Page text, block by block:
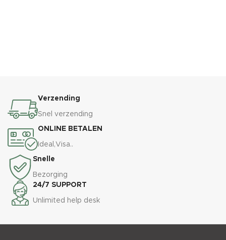
Verzending
Snel verzending
ONLINE BETALEN
Ideal,Visa..
Snelle
Bezorging
24/7 SUPPORT
Unlimited help desk